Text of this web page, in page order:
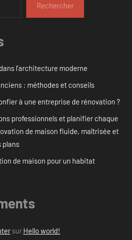
Rechercher
l’architecture moderne
: méthodes et conseils
à une entreprise de rénovation ?
professionnels et planifier chaque
de maison fluide, maîtrisée et
plans
de maison pour un habitat
sur Hello world!